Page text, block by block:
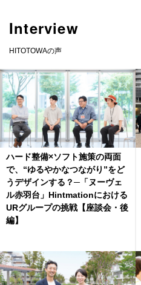
Interview
HITOTOWAの声
ハード整備×ソフト施策の両面
で、“ゆるやかなつながり”をど
うデザインする？─「ヌーヴェ
ル赤羽台」Hintmationにおける
URグループの挑戦【座談会・後
編】